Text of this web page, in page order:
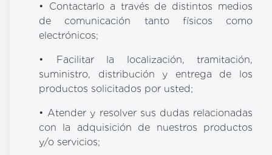
• Contactarlo a través de distintos medios
de comunicación tanto físicos como
electrónicos;
• Facilitar la localización, tramitación,
suministro, distribución y entrega de los
productos solicitados por usted;
• Atender y resolver sus dudas relacionadas
con la adquisición de nuestros productos
y/o servicios;